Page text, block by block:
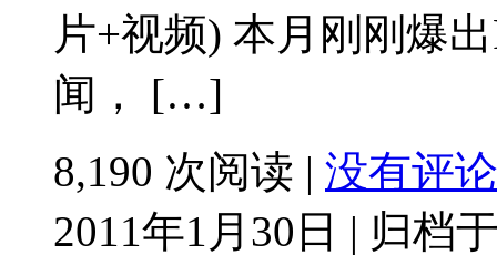
片+视频) 本月刚刚爆
闻， […]
8,190 次阅读 | 没有评论
2011年1月30日 | 归档